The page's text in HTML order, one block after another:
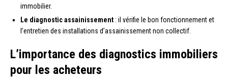
immobilier.
Le diagnostic assainissement : il vérifie le bon fonctionnement et
l’entretien des installations d’assainissement non collectif.
L’importance des diagnostics immobiliers
pour les acheteurs